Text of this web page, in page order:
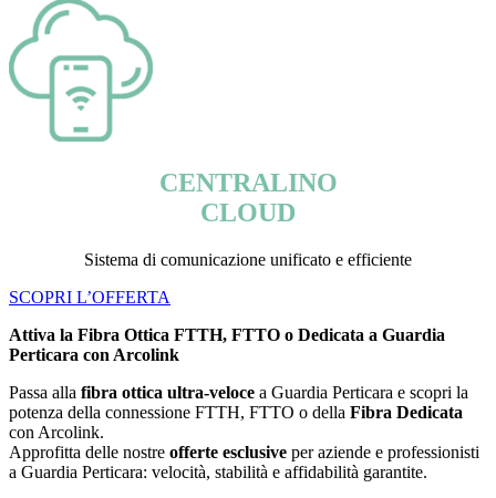
CENTRALINO
CLOUD
Sistema di comunicazione unificato e efficiente
SCOPRI L’OFFERTA
Attiva la Fibra Ottica FTTH, FTTO o Dedicata a Guardia
Perticara con Arcolink
Passa alla fibra ottica ultra-veloce a Guardia Perticara e scopri la
potenza della connessione FTTH, FTTO o della Fibra Dedicata
con Arcolink.
Approfitta delle nostre offerte esclusive per aziende e professionisti
a Guardia Perticara: velocità, stabilità e affidabilità garantite.